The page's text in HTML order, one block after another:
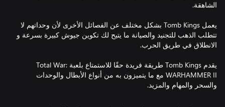
يعمل Tomb Kings بشكل مختلف عن الفصائل الأخرى لأن وحداتهم لا
تتطلب الذهب للتجنيد والصيانة ما يتيح لك تكوين جيوش كبيرة بسرعة و
يقدم Tomb Kings طريقة فريدة حقًا للاستمتاع بلعبة Total War:
WARHAMMER II مع ما يتميزون به من أنواع الأبطال والوحدات
والسحر والمهام والمزيد.